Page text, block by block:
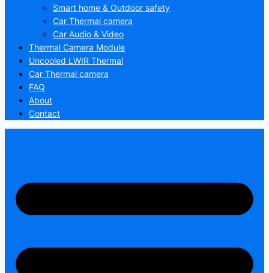
Smart home & Outdoor safety
Car Thermal camera
Car Audio & Video
Thermal Camera Module
Uncooled LWIR Thermal
Car Thermal camera
FAQ
About
Contact